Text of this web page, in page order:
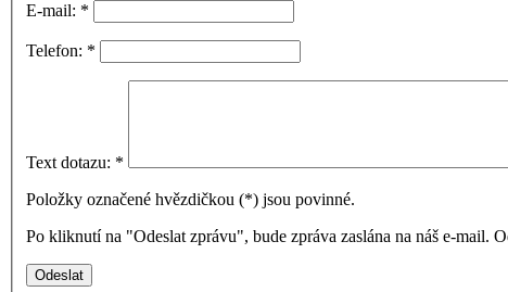
E-mail: *
Telefon: *
Text dotazu: *
Položky označené hvězdičkou (*) jsou povinné.
Po kliknutí na "Odeslat zprávu", bude zpráva zaslána na náš e-mail.